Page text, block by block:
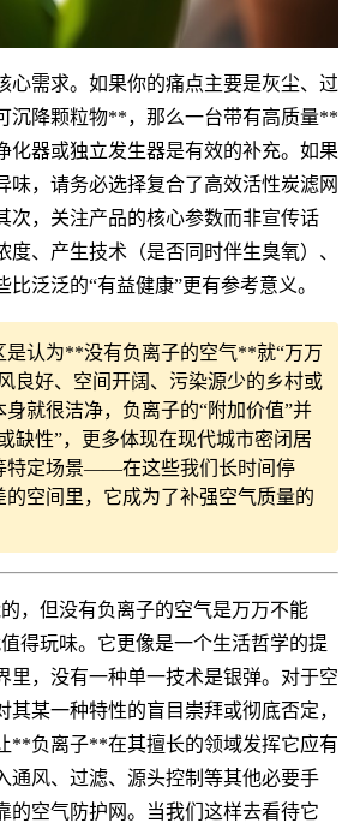
心需求。如果你的痛点主要是灰尘、过
沉降颗粒物**，那么一台带有高质量**
化器或独立发生器是有效的补充。如果
味，请务必选择复合了高效活性炭滤网
次，关注产品的核心参数而非宣传话
度、产生技术（是否同时伴生臭氧）、
泛泛的“有益健康”更有参考意义。
是认为**没有负离子的空气**就“万万
良好、空间开阔、污染源少的乡村或
就很洁净，负离子的“附加价值”并
缺性”，更多体现在现代城市密闭居
特定场景——在这些我们长时间停
的空间里，它成为了补强空气质量的
，但没有负离子的空气是万万不能
得玩味。它更像是一个生活哲学的提
里，没有一种单一技术是银弹。对于空
其某一种特性的盲目崇拜或彻底否定，
**负离子**在其擅长的领域发挥它应有
通风、过滤、源头控制等其他必要手
的空气防护网。当我们这样去看待它